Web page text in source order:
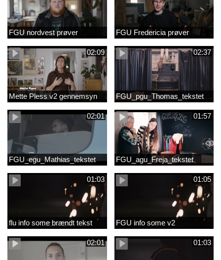
FGU nordvest prøver FGU Fredericia prøver
02:09
Mette Pless v2 gennemsyn
02:37
FGU_pgu_Thomas_tekstet
02:01
FGU_egu_Mathias_tekstet
01:57
FGU_agu_Freja_tekstet
01:03
flu info some brændt tekst
01:05
FGU info some v2
02:01 01:03